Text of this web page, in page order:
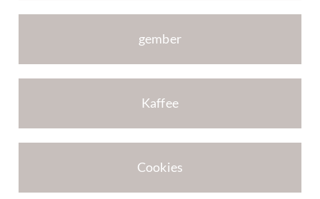
gember
Kaffee
Cookies